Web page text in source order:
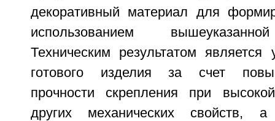
декоративный материал для
использованием
Техническим результатом является
готового изделия за счет
прочности скрепления при
других механических свойств,